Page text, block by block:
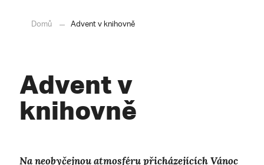
Domů Advent v knihovně
Advent v
knihovně
Na neobyčejnou atmosféru přicházejících Vánoc